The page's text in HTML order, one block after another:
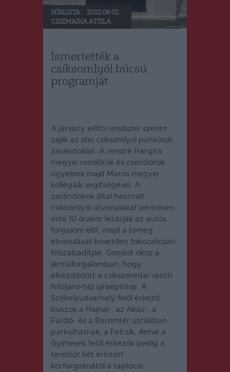
HÍRLISTA
2022.06.02.
CSIZMADIA ATTILA
Ismertették a
csíksomlyói búcsú
programját
A járvány előtti rendszer szerint
zajlik az idei csíksomlyói pünkösdi
zarándoklat. A rendre Hargita
megyei rendőrök és csendőrök
ügyelnek majd Maros megyei
kollégáik segítségével. A
zarándokok által használt
csíksomlyói útvonalakat pénteken
este 10 órakor lezárják az autós
forgalom elől, majd a tömeg
elvonulását követően fokozatosan
felszabadítják. Gondot okoz a
járműforgalomban, hogy
elkezdődött a csíkszeredai vasúti
felüljáró-híd újraépítése. A
Székelyudvarhely felől érkező
buszok a Hajnal-, az Akác-, a
Fürdő- és a Baromtér utcákban
parkolhatnak, a Felcsík, illetve a
Gyimesek felől érkezők pedig a
terelőút két érintett
körforgalmától a taplocai